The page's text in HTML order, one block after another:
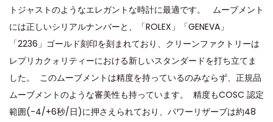
トジャストのようなエレガントな時計に最適です。 ムーブメント
には正しいシリアルナンバーと、「ROLEX」「GENEVA」
「2236」ゴールド刻印を刻まれており、クリーンファクトリーは
レプリカクォリティーにおける新しいスタンダードを打ち立てま
した。 このムーブメントは精度を持っているのみならず、正規品
ムーブメントのような審美性も持っています。 精度もCOSC 認定
範囲(-4/+6秒/日)に押さえられており、パワーリザーブは約48